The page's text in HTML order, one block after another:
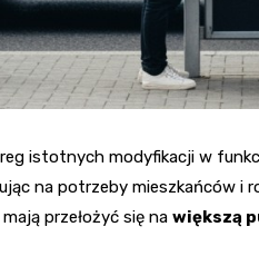
istotnych modyfikacji w
na potrzeby mieszkańców
przełożyć się na większą